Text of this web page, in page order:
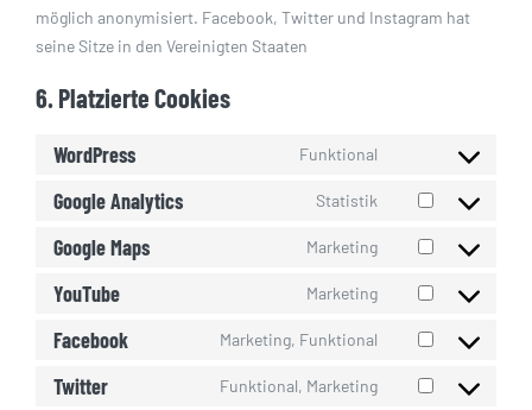
möglich anonymisiert. Facebook, Twitter und Instagram hat
seine Sitze in den Vereinigten Staaten
6. Platzierte Cookies
WordPress Funktional
wordpress
Google Analytics Statistik
Consent
google-
analytics
Google Maps Marketing
Consent
google-
maps
YouTube Marketing
Consent
youtube
Facebook Marketing, Funktional
Consent
Twitter Funktional, Marketing
Consent